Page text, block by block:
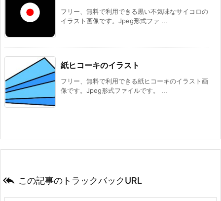
フリー、無料で利用できる黒い不気味なサイコロの
イラスト画像です。Jpeg形式ファ ...
紙ヒコーキのイラスト
フリー、無料で利用できる紙ヒコーキのイラスト画
像です。Jpeg形式ファイルです。 ...
 この記事のトラックバックURL